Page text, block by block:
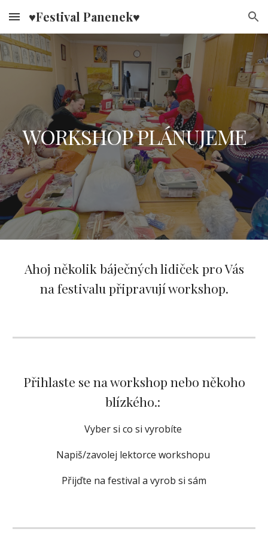
Skip to main content Skip to navigation
♥Festival Panenek♥
WORKSHOP PLÁNUJEME
Ahoj několik báječných lidiček pro Vás
na festivalu připravují workshop.
Přihlaste se na workshop nebo někoho
blízkého.:
Vyber si co si vyrobíte
Napiš/zavolej lektorce workshopu
Přijďte na festival a vyrob si sám